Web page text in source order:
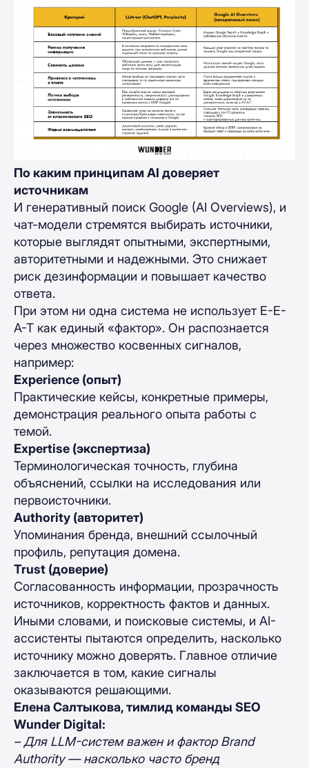
По каким принципам AI доверяет
источникам
И генеративный поиск Google (AI Overviews), и
чат-модели стремятся выбирать источники,
которые выглядят опытными, экспертными,
авторитетными и надежными. Это снижает
риск дезинформации и повышает качество
ответа.
При этом ни одна система не использует E-E-
A-T как единый «фактор». Он распознается
через множество косвенных сигналов,
например:
Experience (опыт)
Практические кейсы, конкретные примеры,
демонстрация реального опыта работы с
темой.
Expertise (экспертиза)
Терминологическая точность, глубина
объяснений, ссылки на исследования или
первоисточники.
Authority (авторитет)
Упоминания бренда, внешний ссылочный
профиль, репутация домена.
Trust (доверие)
Согласованность информации, прозрачность
источников, корректность фактов и данных.
Иными словами, и поисковые системы, и AI-
ассистенты пытаются определить, насколько
источнику можно доверять. Главное отличие
заключается в том, какие сигналы
оказываются решающими.
Елена Салтыкова, тимлид команды SEO
Wunder Digital:
– Для LLM-систем важен и фактор Brand
Authority — насколько часто бренд